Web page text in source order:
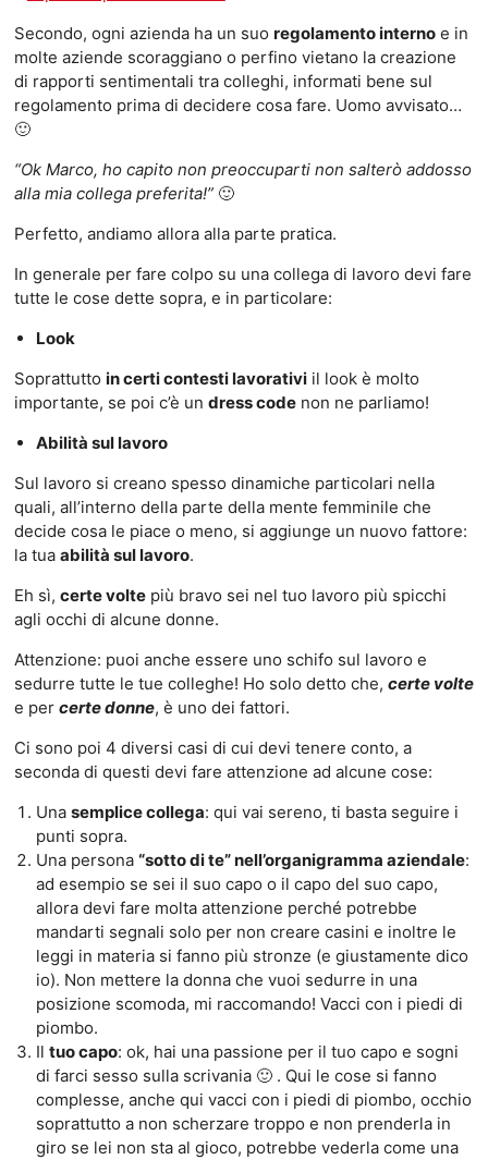
Secondo, ogni azienda ha un suo regolamento internoe in
molte aziende scoraggiano o perfino vietano la creazione
di rapporti sentimentali tra colleghi, informati bene sul
regolamento prima di decidere cosa fare. Uomo avvisato…
🙂
“Ok Marco, ho capito non preoccuparti non salterò addosso
alla mia collega preferita!” 🙂
Perfetto, andiamo allora alla parte pratica.
In generale per fare colpo su una collega di lavoro devi fare
tutte le cose dette sopra, e in particolare:
Look
Soprattutto in certi contesti lavorativiil look è molto
importante, se poi c’è un dress codenon ne parliamo!
Abilità sul lavoro
Sul lavoro si creano spesso dinamiche particolari nella
quali, all’interno della parte della mente femminile che
decide cosa le piace o meno, si aggiunge un nuovo fattore:
la tua abilità sul lavoro.
Eh sì, certe voltepiù bravo sei nel tuo lavoro più spicchi
agli occhi di alcune donne.
Attenzione: puoi anche essere uno schifo sul lavoro e
sedurre tutte le tue colleghe! Ho solo detto che, certe volte
e per certe donne, è uno dei fattori.
Ci sono poi 4 diversi casi di cui devi tenere conto, a
seconda di questi devi fare attenzione ad alcune cose:
Una semplice collega: qui vai sereno, ti basta seguire i
punti sopra.
Una persona “sotto di te” nell’organigramma aziendale:
ad esempio se sei il suo capo o il capo del suo capo,
allora devi fare molta attenzione perché potrebbe
mandarti segnali solo per non creare casini e inoltre le
leggi in materia si fanno più stronze (e giustamente dico
io). Non mettere la donna che vuoi sedurre in una
posizione scomoda, mi raccomando! Vacci con i piedi di
piombo.
Il tuo capo: ok, hai una passione per il tuo capo e sogni
di farci sesso sulla scrivania 🙂 . Qui le cose si fanno
complesse, anche qui vacci con i piedi di piombo, occhio
soprattutto a non scherzare troppo e non prenderla in
giro se lei non sta al gioco, potrebbe vederla come una